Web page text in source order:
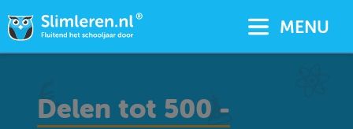
MENU
Delen tot 500 -